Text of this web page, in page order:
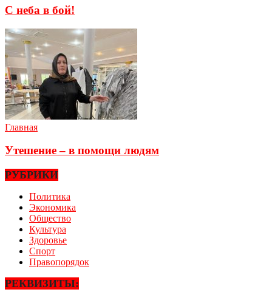
С неба в бой!
Главная
Утешение – в помощи людям
РУБРИКИ
Политика
Экономика
Общество
Культура
Здоровье
Спорт
Правопорядок
РЕКВИЗИТЫ: